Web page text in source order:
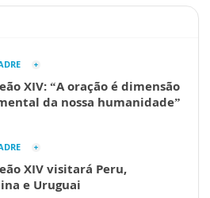
XIV: “A oração é dimensão
da nossa humanidade”
XIV visitará Peru,
e Uruguai